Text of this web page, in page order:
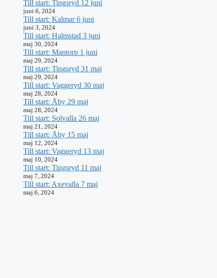
Till start: Tingsryd 12 juni
juni 6, 2024
Till start: Kalmar 6 juni
juni 3, 2024
Till start: Halmstad 3 juni
maj 30, 2024
Till start: Mantorp 1 juni
maj 29, 2024
Till start: Tingsryd 31 maj
maj 29, 2024
Till start: Vaggeryd 30 maj
maj 28, 2024
Till start: Åby 29 maj
maj 28, 2024
Till start: Solvalla 26 maj
maj 21, 2024
Till start: Åby 15 maj
maj 12, 2024
Till start: Vaggeryd 13 maj
maj 10, 2024
Till start: Tingsryd 11 maj
maj 7, 2024
Till start: Axevalla 7 maj
maj 6, 2024